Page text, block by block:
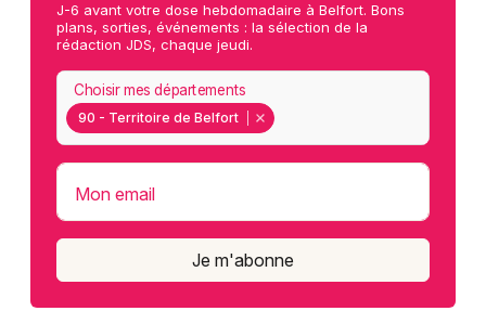
J-6 avant votre dose hebdomadaire à Belfort. Bons
plans, sorties, événements : la sélection de la
rédaction JDS, chaque jeudi.
90 - Territoire de Belfort
Choisir mes départements
Mon email
Je m'abonne